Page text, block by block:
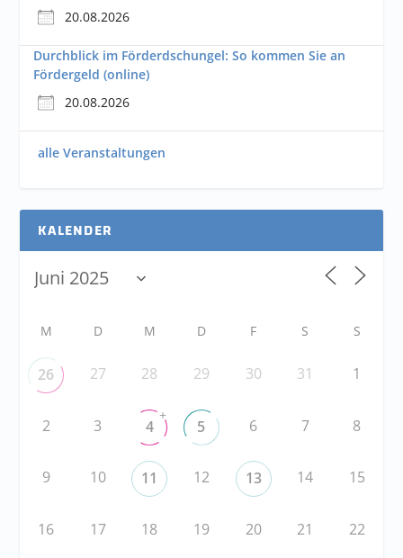
20.08.2026
Durchblick im Förderdschungel: So kommen Sie an
Fördergeld (online)
20.08.2026
alle Veranstaltungen
KALENDER
M D M D F S S
26 27 28 29 30 31 1
2 3 4
+
5 6 7 8
9 10 11 12 13 14 15
16 17 18 19 20 21 22